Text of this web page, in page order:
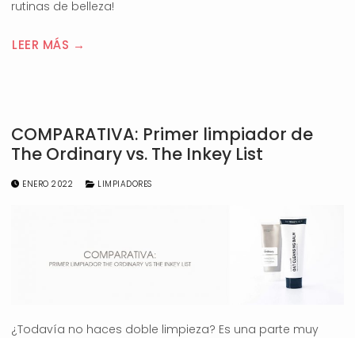
rutinas de belleza!
LEER MÁS →
COMPARATIVA: Primer limpiador de
The Ordinary vs. The Inkey List
ENERO 2022 LIMPIADORES
¿Todavía no haces doble limpieza? Es una parte muy